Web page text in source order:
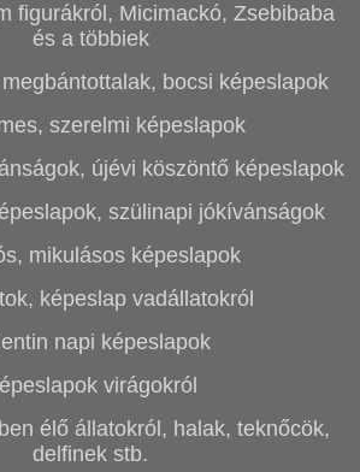
figurákról, Micimackó, Zsebibaba
és a többiek
bocsi képeslapok
szerelmi képeslapok
újévi köszöntő képeslapok
szülinapi jókívánságok
mikulásos képeslapok
képeslap vadállatokról
napi képeslapok
virágokról
élő állatokról, halak, teknőcök,
delfinek stb.